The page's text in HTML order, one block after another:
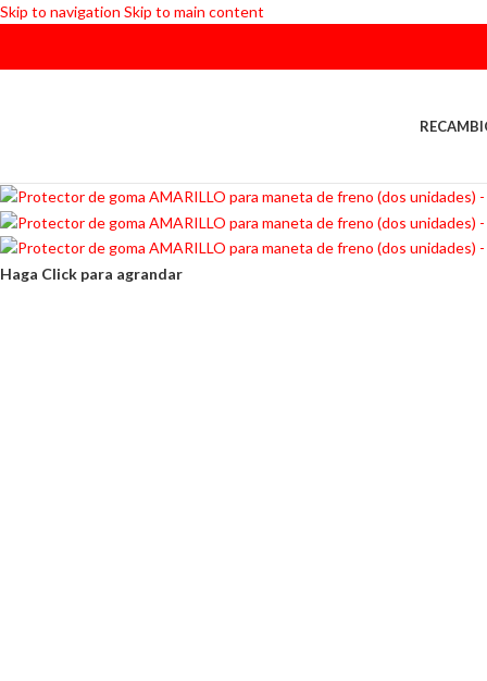
Skip to navigation Skip to main content
Haga Click para agrandar